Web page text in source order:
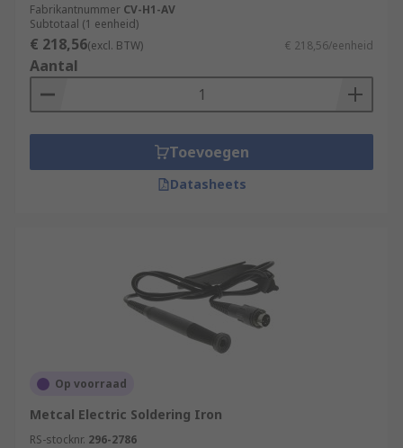
Fabrikantnummer CV-H1-AV
Subtotaal (1 eenheid)
€ 218,56(excl. BTW) € 218,56/eenheid
Aantal
Toevoegen
Datasheets
Op voorraad
Metcal Electric Soldering Iron
RS-stocknr. 296-2786